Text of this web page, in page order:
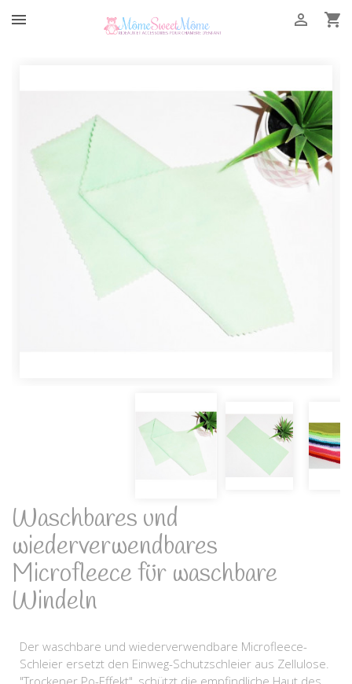
 

Waschbares und
wiederverwendbares
Microfleece für waschbare
Windeln
Der waschbare und wiederverwendbare Microfleece-
Schleier ersetzt den Einweg-Schutzschleier aus Zellulose.
"Trockener Po-Effekt", schützt die empfindliche Haut des